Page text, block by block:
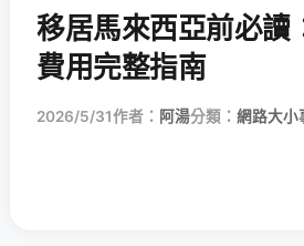
移居馬來西亞前必
費用完整指南
2026/5/31作者： 阿湯分類： 網路大小